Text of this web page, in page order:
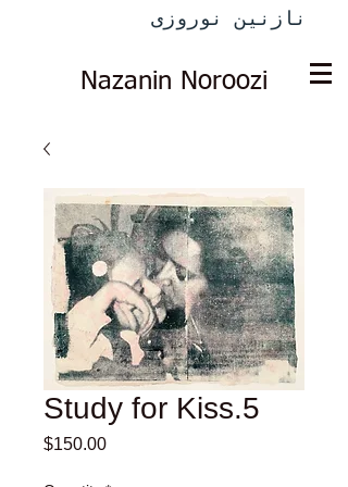
نازنین نوروزی
Nazanin Noroozi
Study for Kiss.5
$150.00Price